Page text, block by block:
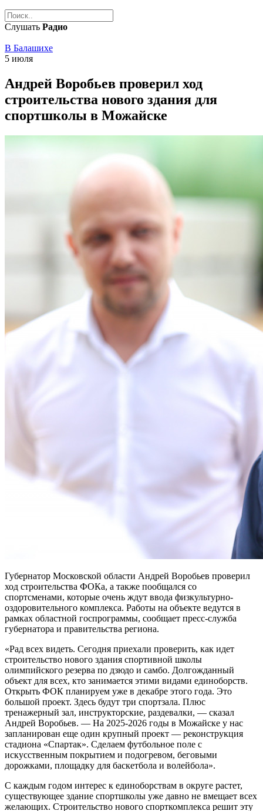
Слушать Радио
В Балашихе
5 июля
Андрей Воробьев проверил ход
строительства нового здания для
спортшколы в Можайске
Губернатор Московской области Андрей Воробьев проверил
ход строительства ФОКа, а также пообщался со
спортсменами, которые очень ждут ввода физкультурно-
оздоровительного комплекса. Работы на объекте ведутся в
рамках областной госпрограммы, сообщает пресс-служба
губернатора и правительства региона.
«Рад всех видеть. Сегодня приехали проверить, как идет
строительство нового здания спортивной школы
олимпийского резерва по дзюдо и самбо. Долгожданный
объект для всех, кто занимается этими видами единоборств.
Открыть ФОК планируем уже в декабре этого года. Это
большой проект. Здесь будут три спортзала. Плюс
тренажерный зал, инструкторские, раздевалки, — сказал
Андрей Воробьев. — На 2025-2026 годы в Можайске у нас
запланирован еще один крупный проект — реконструкция
стадиона «Спартак». Сделаем футбольное поле с
искусственным покрытием и подогревом, беговыми
дорожками, площадку для баскетбола и волейбола».
С каждым годом интерес к единоборствам в округе растет,
существующее здание спортшколы уже давно не вмещает всех
желающих. Строительство нового спорткомплекса решит эту